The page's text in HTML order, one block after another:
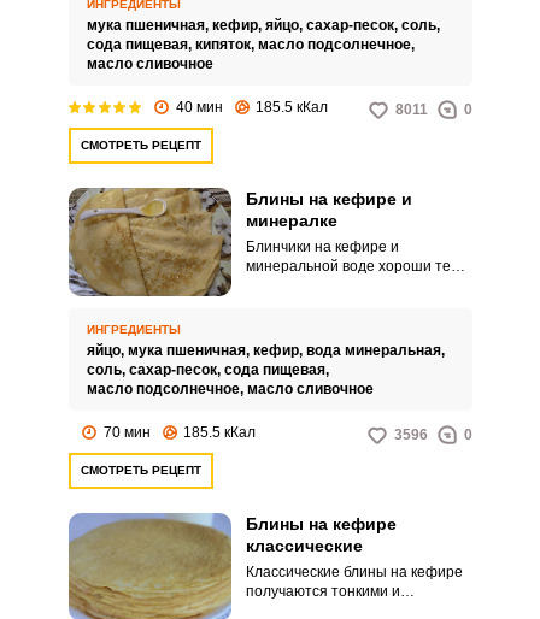
воздушными с большим
количеством пузырьков.
ИНГРЕДИЕНТЫ
мука пшеничная, кефир, яйцо, сахар-песок, соль,
сода пищевая, кипяток, масло подсолнечное,
масло сливочное
40 мин 185.5 кКал 8011 0
СМОТРЕТЬ РЕЦЕПТ
Блины на кефире и
минералке
Блинчики на кефире и
минеральной воде хороши тем,
на молоке. Минеральная вода
наполняет тесто пузырьками
воздуха и ваши блинчики
ИНГРЕДИЕНТЫ
яйцо, мука пшеничная, кефир, вода минеральная,
соль, сахар-песок, сода пищевая,
масло подсолнечное, масло сливочное
70 мин 185.5 кКал 3596 0
СМОТРЕТЬ РЕЦЕПТ
Блины на кефире
классические
Классические блины на кефире
получаются тонкими и